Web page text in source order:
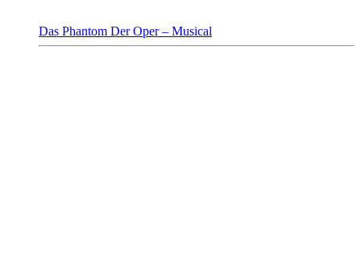
Das Phantom Der Oper – Musical